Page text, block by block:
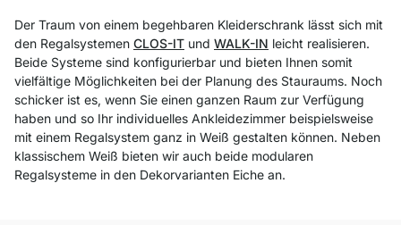
Der Traum von einem begehbaren Kleiderschrank lässt sich mit
den Regalsystemen CLOS-IT und WALK-IN leicht realisieren.
Beide Systeme sind konfigurierbar und bieten Ihnen somit
vielfältige Möglichkeiten bei der Planung des Stauraums. Noch
schicker ist es, wenn Sie einen ganzen Raum zur Verfügung
haben und so Ihr individuelles Ankleidezimmer beispielsweise
mit einem Regalsystem ganz in Weiß gestalten können. Neben
klassischem Weiß bieten wir auch beide modularen
Regalsysteme in den Dekorvarianten Eiche an.